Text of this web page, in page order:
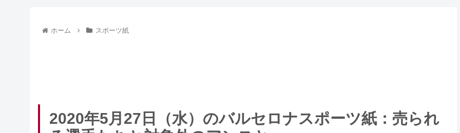
ホーム スポーツ紙
2020年5月27日（水）のバルセロナスポーツ紙：売られ